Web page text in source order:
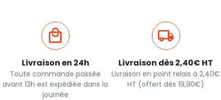
Livraison en 24h
Toute commande passée
avant 13h est expédiée dans la
journée
Livraison dès 2,40€ HT
Livraison en point relais à 2,40€
HT (offert dès 19,90€)